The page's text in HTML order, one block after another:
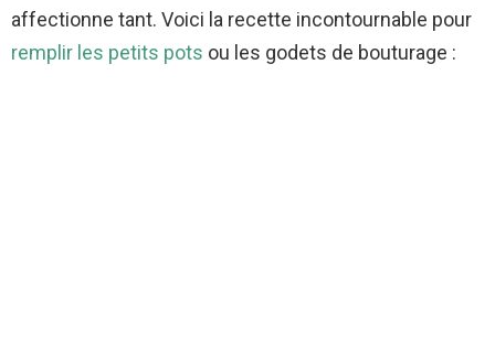
affectionne tant. Voici la recette incontournable pour
remplir les petits pots ou les godets de bouturage :